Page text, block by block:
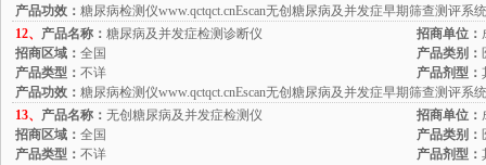
产品功效： 糖尿病检测仪www.qctqct.cnEscan无创糖尿病及并发症早期筛查测评系
12、 产品名称： 糖尿病及并发症检测诊断仪 招商单位：
招商区域： 全国 产品类别：
产品类型： 不详 产品剂型：
产品功效： 糖尿病检测仪www.qctqct.cnEscan无创糖尿病及并发症早期筛查测评系
13、 产品名称： 无创糖尿病及并发症检测仪 招商单位：
招商区域： 全国 产品类别：
产品类型： 不详 产品剂型：